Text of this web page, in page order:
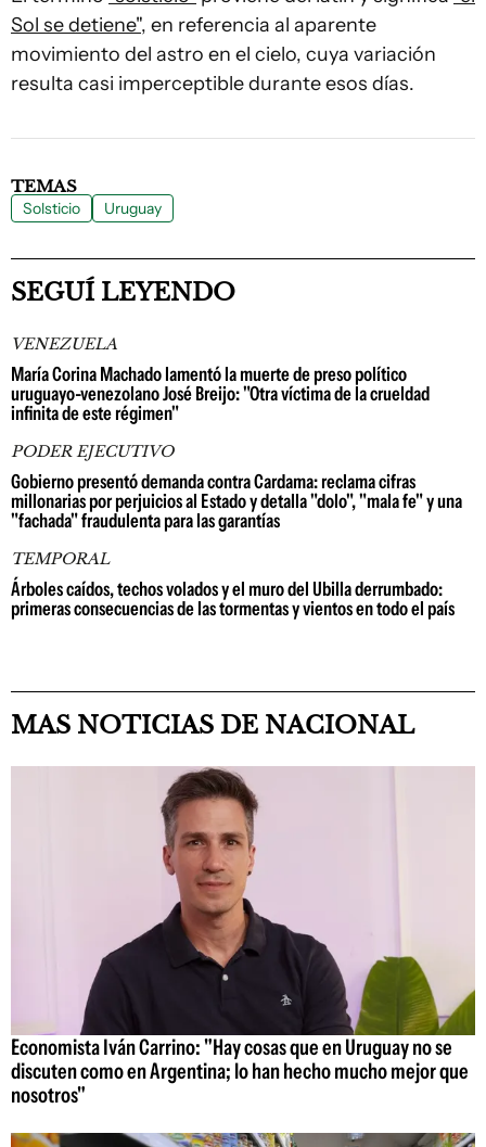
Sol se detiene", en referencia al aparente
movimiento del astro en el cielo, cuya variación
resulta casi imperceptible durante esos días.
TEMAS
Solsticio Uruguay
SEGUÍ LEYENDO
VENEZUELA
María Corina Machado lamentó la muerte de preso político
uruguayo-venezolano José Breijo: "Otra víctima de la crueldad
infinita de este régimen"
PODER EJECUTIVO
Gobierno presentó demanda contra Cardama: reclama cifras
millonarias por perjuicios al Estado y detalla "dolo", "mala fe" y una
"fachada" fraudulenta para las garantías
TEMPORAL
Árboles caídos, techos volados y el muro del Ubilla derrumbado:
primeras consecuencias de las tormentas y vientos en todo el país
MAS NOTICIAS DE NACIONAL
Economista Iván Carrino: "Hay cosas que en Uruguay no se
discuten como en Argentina; lo han hecho mucho mejor que
nosotros"